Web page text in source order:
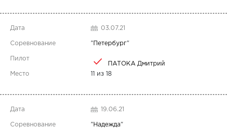
03.07.21
" Петербург"
ПАТОКА Дмитрий
11 из 18
19.06.21
"Надежда"